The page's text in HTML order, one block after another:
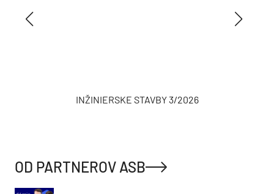
INŽINIERSKE STAVBY 3/2026
OD PARTNEROV ASB